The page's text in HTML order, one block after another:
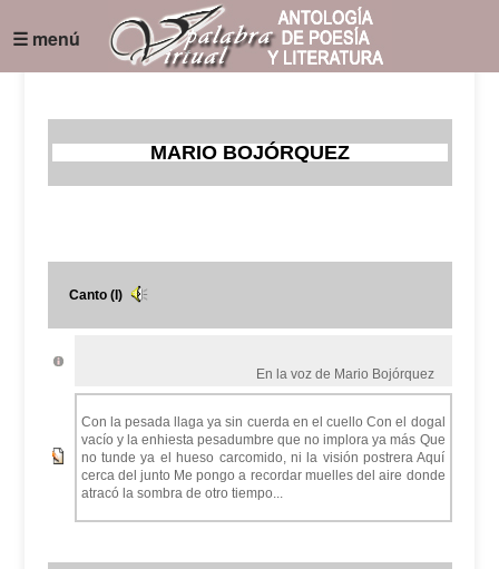
☰ menú
MARIO BOJÓRQUEZ
Canto (I)
En la voz de Mario Bojórquez
Con la pesada llaga ya sin cuerda en el cuello Con el dogal
vacío y la enhiesta pesadumbre que no implora ya más Que
no tunde ya el hueso carcomido, ni la visión postrera Aquí
cerca del junto Me pongo a recordar muelles del aire donde
atracó la sombra de otro tiempo...